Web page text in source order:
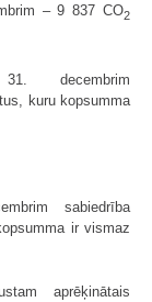
– 9 837 CO2
decembrim
kuru kopsumma
sabiedrība
ir vismaz
aprēķinātais